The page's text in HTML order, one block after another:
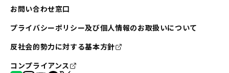
お問い合わせ窓口
プライバシーポリシー及び個人情報のお取扱いについて
反社会的勢力に対する基本方針
コンプライアンス